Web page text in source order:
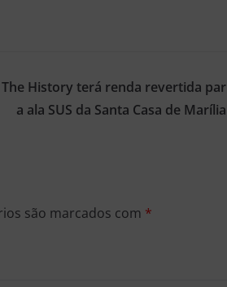
History terá renda revertida par
a ala SUS da Santa Casa de Marília
são marcados com *